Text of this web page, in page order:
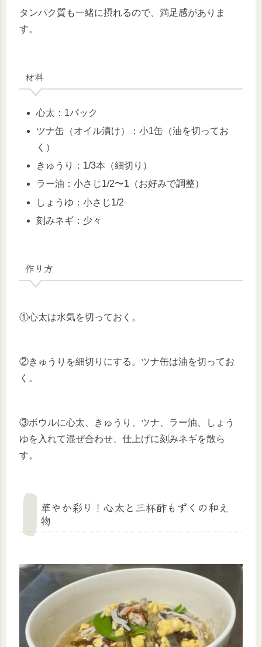
タンパク質も一緒に摂れるので、満足感がありま
す。
材料
心太：1パック
ツナ缶（オイル漬け）：小1缶（油を切ってお
く）
きゅうり：1/3本（細切り）
ラー油：小さじ1/2〜1（お好みで調整）
しょうゆ：小さじ1/2
刻みネギ：少々
作り方
①心太は水気を切っておく。
②きゅうりを細切りにする。ツナ缶は油を切ってお
く。
③ボウルに心太、きゅうり、ツナ、ラー油、しょう
ゆを入れて混ぜ合わせ、仕上げに刻みネギを散ら
す。
華やか彩り！心太と三杯酢もずくの和え
物